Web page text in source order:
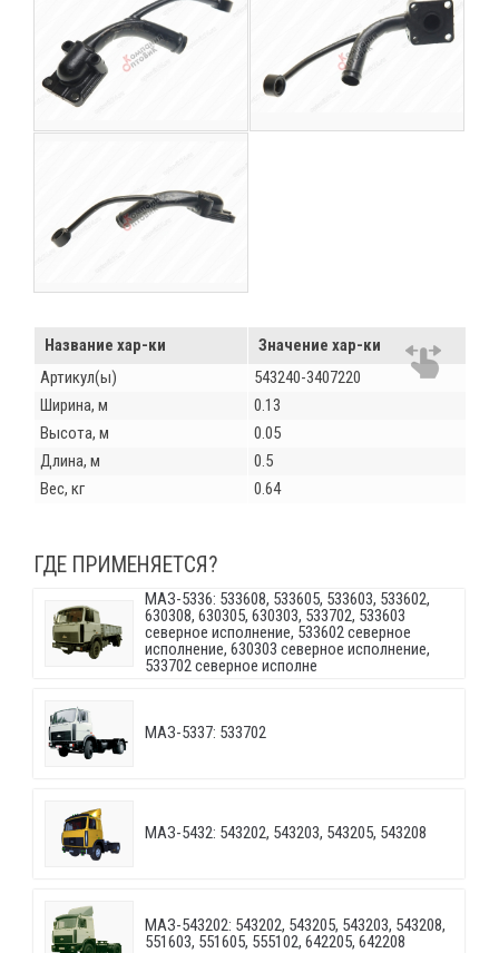
Название хар-ки
Значение хар-ки
Артикул(ы)
543240-3407220
Ширина, м
0.13
Высота, м
0.05
Длина, м
0.5
Вес, кг
0.64
ГДЕ ПРИМЕНЯЕТСЯ?
МАЗ-5336: 533608, 533605, 533603, 533602,
630308, 630305, 630303, 533702, 533603
северное исполнение, 533602 северное
исполнение, 630303 северное исполнение,
533702 северное исполне
МАЗ-5337: 533702
МАЗ-5432: 543202, 543203, 543205, 543208
МАЗ-543202: 543202, 543205, 543203, 543208,
551603, 551605, 555102, 642205, 642208